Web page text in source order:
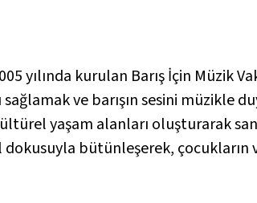
yılında kurulan Barış İçin Müzik
ve barışın sesini müzikle
yaşam alanları oluşturarak
bütünleşerek, çocukların